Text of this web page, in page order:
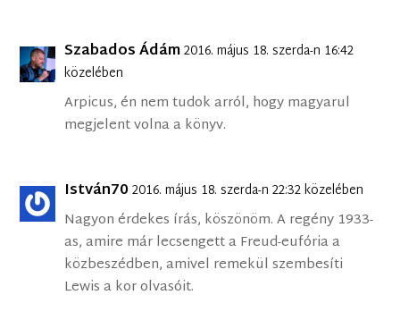
Szabados Ádám2016. május 18. szerda-n 16:42
közelében
Arpicus, én nem tudok arról, hogy magyarul
megjelent volna a könyv.
István702016. május 18. szerda-n 22:32 közelében
Nagyon érdekes írás, köszönöm. A regény 1933-
as, amire már lecsengett a Freud-eufória a
közbeszédben, amivel remekül szembesíti
Lewis a kor olvasóit.